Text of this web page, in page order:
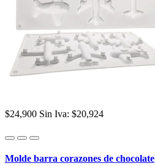
$24,900 Sin Iva: $20,924
Molde barra corazones de chocolate